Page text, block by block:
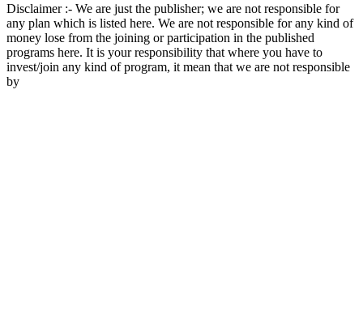
Disclaimer :- We are just the publisher; we are not responsible for
any plan which is listed here. We are not responsible for any kind of
money lose from the joining or participation in the published
programs here. It is your responsibility that where you have to
invest/join any kind of program, it mean that we are not responsible
by